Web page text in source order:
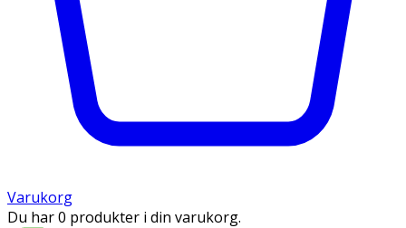
Varukorg
Du har 0 produkter i din varukorg.